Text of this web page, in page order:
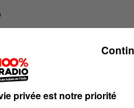
privée est notre priorité